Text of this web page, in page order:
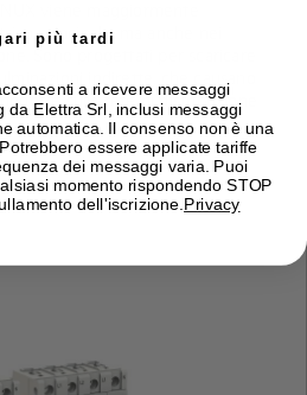
principale, ma anche nei
Sono progettati per scaricare
sulla rete di distribuzione
più tardi
a ricevere messaggi
da Elettra Srl, inclusi messaggi
automatica. Il consenso non è una
essere applicate tariffe
dei messaggi varia. Puoi
momento rispondendo STOP
dell'iscrizione. Privacy